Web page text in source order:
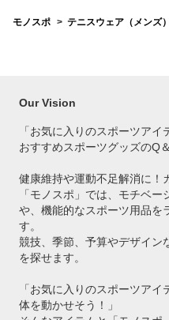
モノスポ テニスウェア（メンズ）
Our Vision
「お気に入りのスポーツアイ
おすすめスポーツグッズのQ
健康維持や運動不足解消に！
「モノスポ」では、モチベ
や、機能的なスポーツ用品を
す。
競技、季節、予算やデザイン
を探せます。
「お気に入りのスポーツア
体を動かせそう！」